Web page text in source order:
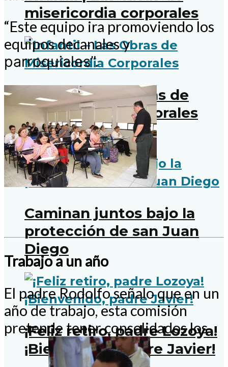
misericordia corporales
Infantil – Las Obras de
Misericordia Corporales
Iglesia en Comunidad
Caminan juntos bajo la
protección de san Juan
Diego
¡Feliz retiro, padre Lozoya!
¡Bienvenido, padre Javier!
“Este equipo ira promoviendo los
equipos decanales y
parroquiales”.
Trabajo a un año
El padre Rodolfo señalo que en un
año de trabajo, esta comisión
pretende tener consolidados los